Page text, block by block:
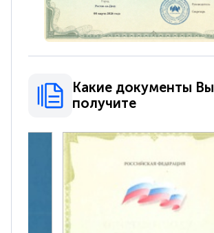
Какие документы Вы
получите